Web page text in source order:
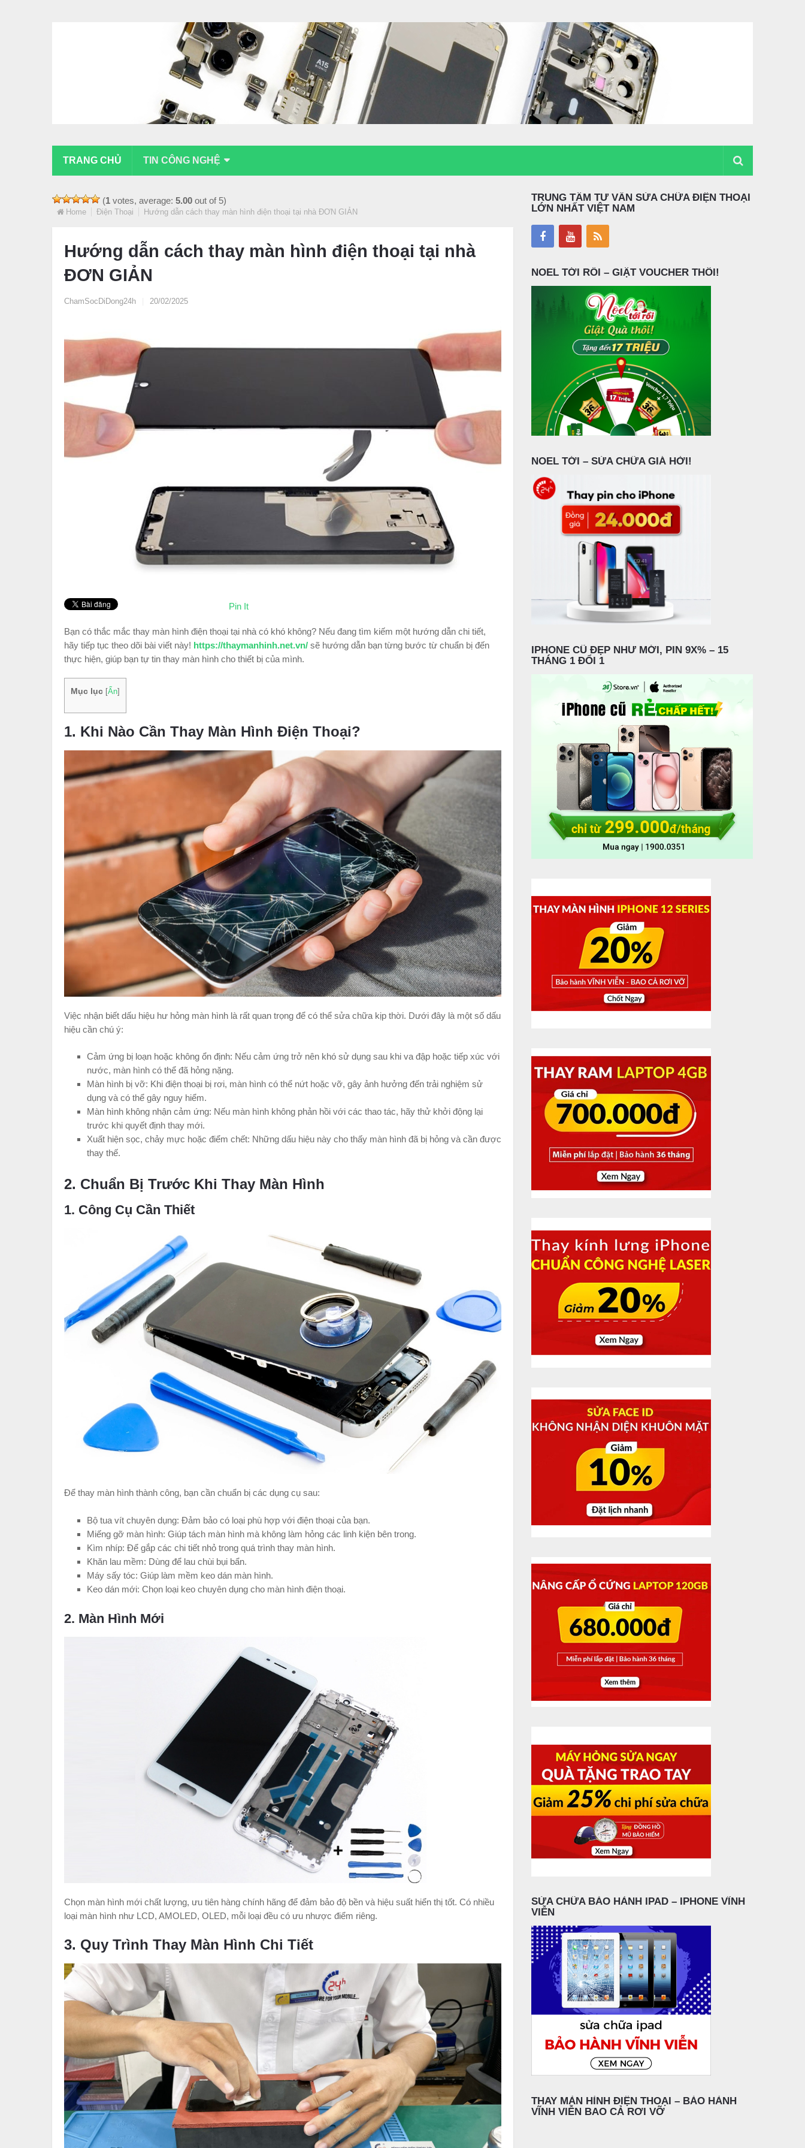
TRANG CHỦ TIN CÔNG NGHỆ
(1 votes, average: 5.00 out of 5)
Home Điện Thoại Hướng dẫn cách thay màn hình điện thoại tại nhà ĐƠN GIẢN
Hướng dẫn cách thay màn hình điện thoại tại nhà
ĐƠN GIẢN
ChamSocDiDong24h 20/02/2025
Pin It
Bạn có thắc mắc thay màn hình điện thoại tại nhà có khó không? Nếu đang tìm kiếm một hướng dẫn chi tiết,
hãy tiếp tục theo dõi bài viết này! https://thaymanhinh.net.vn/ sẽ hướng dẫn bạn từng bước từ chuẩn bị đến
thực hiện, giúp bạn tự tin thay màn hình cho thiết bị của mình.
Mục lục [Ẩn]
1. Khi Nào Cần Thay Màn Hình Điện Thoại?
Việc nhận biết dấu hiệu hư hỏng màn hình là rất quan trọng để có thể sửa chữa kịp thời. Dưới đây là một số dấu
hiệu cần chú ý:
Cảm ứng bị loạn hoặc không ổn định: Nếu cảm ứng trở nên khó sử dụng sau khi va đập hoặc tiếp xúc với
nước, màn hình có thể đã hỏng nặng.
Màn hình bị vỡ: Khi điện thoại bị rơi, màn hình có thể nứt hoặc vỡ, gây ảnh hưởng đến trải nghiệm sử
dụng và có thể gây nguy hiểm.
Màn hình không nhận cảm ứng: Nếu màn hình không phản hồi với các thao tác, hãy thử khởi động lại
trước khi quyết định thay mới.
Xuất hiện sọc, chảy mực hoặc điểm chết: Những dấu hiệu này cho thấy màn hình đã bị hỏng và cần được
thay thế.
2. Chuẩn Bị Trước Khi Thay Màn Hình
1. Công Cụ Cần Thiết
Để thay màn hình thành công, bạn cần chuẩn bị các dụng cụ sau:
Bộ tua vít chuyên dụng: Đảm bảo có loại phù hợp với điện thoại của bạn.
Miếng gỡ màn hình: Giúp tách màn hình mà không làm hỏng các linh kiện bên trong.
Kìm nhíp: Để gắp các chi tiết nhỏ trong quá trình thay màn hình.
Khăn lau mềm: Dùng để lau chùi bụi bẩn.
Máy sấy tóc: Giúp làm mềm keo dán màn hình.
Keo dán mới: Chọn loại keo chuyên dụng cho màn hình điện thoại.
2. Màn Hình Mới
Chọn màn hình mới chất lượng, ưu tiên hàng chính hãng để đảm bảo độ bền và hiệu suất hiển thị tốt. Có nhiều
loại màn hình như LCD, AMOLED, OLED, mỗi loại đều có ưu nhược điểm riêng.
3. Quy Trình Thay Màn Hình Chi Tiết
TRUNG TÂM TƯ VẤN SỬA CHỮA ĐIỆN THOẠI
LỚN NHẤT VIỆT NAM
NOEL TỚI RỒI – GIẬT VOUCHER THÔI!
NOEL TỚI – SỬA CHỮA GIÁ HỜI!
IPHONE CŨ ĐẸP NHƯ MỚI, PIN 9X% – 15
THÁNG 1 ĐỔI 1
SỬA CHỮA BẢO HÀNH IPAD – IPHONE VĨNH
VIỄN
THAY MÀN HÌNH ĐIỆN THOẠI – BẢO HÀNH
VĨNH VIỄN BAO CẢ RƠI VỠ